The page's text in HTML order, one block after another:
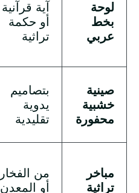
لوحة
بخط
عربي
آية قرآنية
أو حكمة
تراثية
صينية
خشبية
محفورة
بتصاميم
يدوية
تقليدية
مباخر
تراثية
من الفخار
أو المعدن